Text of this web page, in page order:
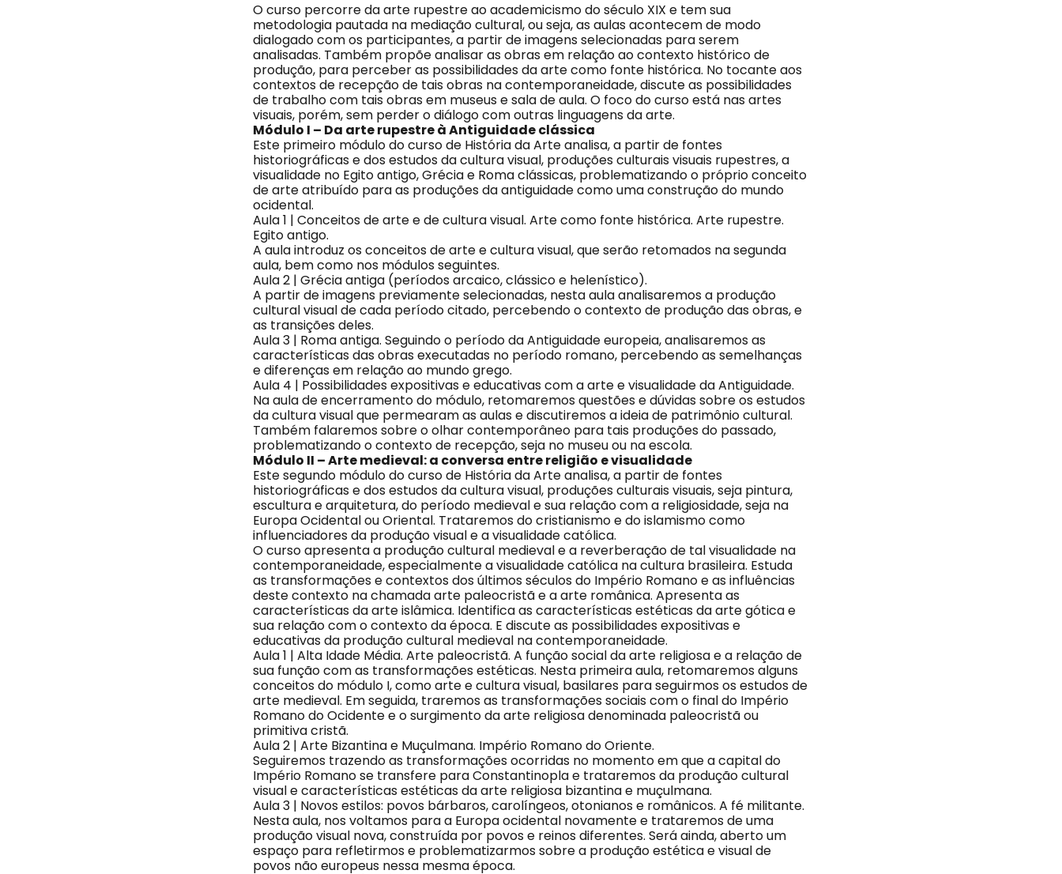
O curso percorre da arte rupestre ao academicismo do século XIX e tem sua
metodologia pautada na mediação cultural, ou seja, as aulas acontecem de modo
dialogado com os participantes, a partir de imagens selecionadas para serem
analisadas. Também propõe analisar as obras em relação ao contexto histórico de
produção, para perceber as possibilidades da arte como fonte histórica. No tocante aos
contextos de recepção de tais obras na contemporaneidade, discute as possibilidades
de trabalho com tais obras em museus e sala de aula. O foco do curso está nas artes
visuais, porém, sem perder o diálogo com outras linguagens da arte.
Módulo I – Da arte rupestre à Antiguidade clássica
Este primeiro módulo do curso de História da Arte analisa, a partir de fontes
historiográficas e dos estudos da cultura visual, produções culturais visuais rupestres, a
visualidade no Egito antigo, Grécia e Roma clássicas, problematizando o próprio conceito
de arte atribuído para as produções da antiguidade como uma construção do mundo
ocidental.
Aula 1 | Conceitos de arte e de cultura visual. Arte como fonte histórica. Arte rupestre.
Egito antigo.
A aula introduz os conceitos de arte e cultura visual, que serão retomados na segunda
aula, bem como nos módulos seguintes.
Aula 2 | Grécia antiga (períodos arcaico, clássico e helenístico).
A partir de imagens previamente selecionadas, nesta aula analisaremos a produção
cultural visual de cada período citado, percebendo o contexto de produção das obras, e
as transições deles.
Aula 3 | Roma antiga. Seguindo o período da Antiguidade europeia, analisaremos as
características das obras executadas no período romano, percebendo as semelhanças
e diferenças em relação ao mundo grego.
Aula 4 | Possibilidades expositivas e educativas com a arte e visualidade da Antiguidade.
Na aula de encerramento do módulo, retomaremos questões e dúvidas sobre os estudos
da cultura visual que permearam as aulas e discutiremos a ideia de patrimônio cultural.
Também falaremos sobre o olhar contemporâneo para tais produções do passado,
problematizando o contexto de recepção, seja no museu ou na escola.
Módulo II – Arte medieval: a conversa entre religião e visualidade
Este segundo módulo do curso de História da Arte analisa, a partir de fontes
historiográficas e dos estudos da cultura visual, produções culturais visuais, seja pintura,
escultura e arquitetura, do período medieval e sua relação com a religiosidade, seja na
Europa Ocidental ou Oriental. Trataremos do cristianismo e do islamismo como
influenciadores da produção visual e a visualidade católica.
O curso apresenta a produção cultural medieval e a reverberação de tal visualidade na
contemporaneidade, especialmente a visualidade católica na cultura brasileira. Estuda
as transformações e contextos dos últimos séculos do Império Romano e as influências
deste contexto na chamada arte paleocristã e a arte românica. Apresenta as
características da arte islâmica. Identifica as características estéticas da arte gótica e
sua relação com o contexto da época. E discute as possibilidades expositivas e
educativas da produção cultural medieval na contemporaneidade.
Aula 1 | Alta Idade Média. Arte paleocristã. A função social da arte religiosa e a relação de
sua função com as transformações estéticas. Nesta primeira aula, retomaremos alguns
conceitos do módulo I, como arte e cultura visual, basilares para seguirmos os estudos de
arte medieval. Em seguida, traremos as transformações sociais com o final do Império
Romano do Ocidente e o surgimento da arte religiosa denominada paleocristã ou
primitiva cristã.
Aula 2 | Arte Bizantina e Muçulmana. Império Romano do Oriente.
Seguiremos trazendo as transformações ocorridas no momento em que a capital do
Império Romano se transfere para Constantinopla e trataremos da produção cultural
visual e características estéticas da arte religiosa bizantina e muçulmana.
Aula 3 | Novos estilos: povos bárbaros, carolíngeos, otonianos e românicos. A fé militante.
Nesta aula, nos voltamos para a Europa ocidental novamente e trataremos de uma
produção visual nova, construída por povos e reinos diferentes. Será ainda, aberto um
espaço para refletirmos e problematizarmos sobre a produção estética e visual de
povos não europeus nessa mesma época.